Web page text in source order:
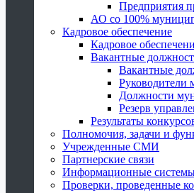
Предприятия
АО со 100%
Кадровое обеспечение
Кадровое
Вакантные
Вакантные
Руководители
Должности
Резерв
Результаты
Полномочия, задачи и
Учрежденные СМИ
Партнерские связи
Информационные
Проверки, проведенные